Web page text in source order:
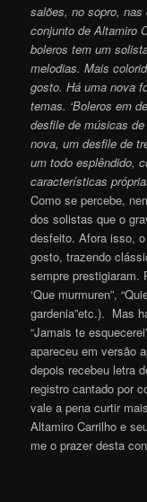
salões, no sopro, nas
conjunto de Altamiro
boleros tem um
melodias. Mais
gosto. Há uma nova
temas. ‘Boleros em
desfile de músicas
nova, um desfile de
um todo esplêndido,
características
Como se percebe,
dos solistas que o
desfeito. Afora isso,
gosto, trazendo
sempre prestigiaram.
‘Que murmuren”,
gardenia”etc.). Mas
“Jamais te
apareceu em versão
depois recebeu letra
registro cantado por
vale a pena curtir
Altamiro Carrilho e
me o prazer desta